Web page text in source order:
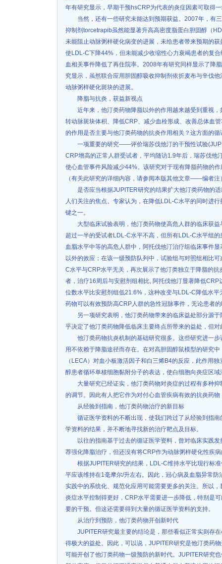
年有研究显示，早期干预hsCRP为代表的炎症因素可取得
当然，还有一些研究未能达到预期获益。2007年，有
抑制剂torcetrapib虽然能显著升高高密度脂蛋白胆固醇（
未能阻止动脉粥样硬化病变的进展，未给患者带来预期的
使LDL-C下降44%，但未能减少收缩性心力衰竭患者的复
血相关事件降低了再住院率。2008年有研究同样显示了降
究显示，虽然联合应用胆固醇吸收抑制剂依折麦布与辛伐
动脉粥样硬化斑块的进展。
降脂与抗炎，获益新视点
近年来，他汀类药物降脂以外的作用越来越受到重视
转动脉斑块体积、降低CRP、减少血栓形成、改善总体血
的作用是否主要与他汀类药物的抗炎作用相关？这方面的
一项重要的研究——评价瑞苏伐他汀的干预性试验
CRP增高的正常人群受试者，平均随访1.9年后，瑞苏伐
使心血管事件风险减少44%。该研究对于现有降脂药物的
（有关此研究的详细内容，请参阅本版其他文章——编者注
是否应当根据JUPITER研究的结果扩大他汀类药物的
人们关注的焦点。专家认为，在降低LDL-C水平的同时进
键之一。
大型临床试验表明，他汀类药物使高危人群的临床获
超过一半的受试者LDL-C水平不高，但所有LDL-C水平组
血脂水平中等的高危人群中，阿托伐他汀治疗组临床事件
以外的效应；在该一级预防队列中，试验组与对照组相比
C水平与CRP水平无关，再次展示了他汀类独立于降脂的
者，治疗16周后与安慰剂组相比, 阿托伐他汀显著降低
位数水平比安慰剂组低21.6%，这种改变与LDL-C降低水
药物可以有效预防高CRP人群的急性冠脉事件，无论患者
另一项研究表明，他汀类药物带来的临床益处部分源
乎决定了他汀类药物降低临床主要终点所带来的益处，但
他汀类药物抗炎机制的基础研究很多。这些研究进一
用不依赖于降脂途径而存在。在对高胆固醇鼠模型的研究
（LECA）对血小板激活因子和白三烯B4的反应，此作用
醇患者循环单核细胞黏附分子的表达，使白细胞向炎症区
大量研究已经证实，他汀类药物对炎症的过程有多种
的调节。因此有人把它作为对付心血管疾病有效的抗炎药
从经验到指南，他汀类药物治疗的新目标
循证医学资料的不断出现，使我们跨过了从经验到指
学资料的结果，并不断地寻找新的治疗靶点及目标。
以往的指南基于过去的循证医学资料，曾对临床实践
荐强化降脂治疗，但还没有将CRP作为动脉粥样硬化性疾
根据JUPITER研究的结果，LDL-C维持水平比现行标
平应该维持在1毫摩尔/升左右。因此，冠心病及血脂异常
实践中的系统化、规范化应用可能需要更多的关注。所以
炎症水平控制得更好，CRP水平需要进一步降低，特别是
要的干预。但这还需要得到大量的循证医学资料的支持。
从治疗到预防，他汀类药物开创新时代
JUPITER研究最主要的结论是，那些看似正常实则存
得极大的益处。因此，可以说，JUPITER研究是他汀类药
可能开创了他汀类药物一级预防的新时代。JUPITER研究